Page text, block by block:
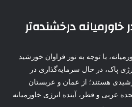
درخشنده‌تر
با توجه به نور فراوان خورشید
پاک، در حال سرمایه‌گذاری در
هستند؛ از عمان و عربستان
عربی و قطر، آینده انرژی خاورمیانه